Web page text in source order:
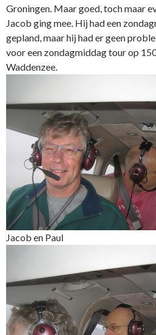
Groningen. Maar goed, toch maar
Jacob ging mee. Hij had een
gepland, maar hij had er geen
voor een zondagmiddag tour op
Waddenzee.
Jacob en Paul